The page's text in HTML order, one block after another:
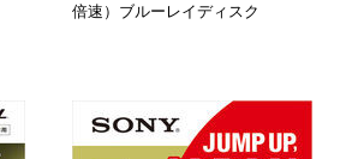
倍速）ブルーレイディスク